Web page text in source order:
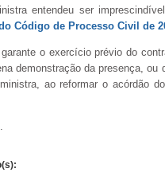
entendeu ser
Código de Processo Civil de
o exercício prévio do
demonstração da presença,
ao reformar o acórdão
.